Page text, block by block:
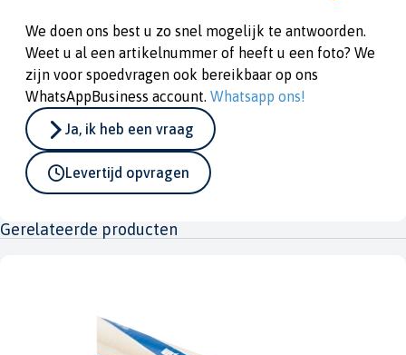
We doen ons best u zo snel mogelijk te antwoorden.
Weet u al een artikelnummer of heeft u een foto? We
zijn voor spoedvragen ook bereikbaar op ons
WhatsAppBusiness account. Whatsapp ons!
Ja, ik heb een vraag
Levertijd opvragen
Gerelateerde producten